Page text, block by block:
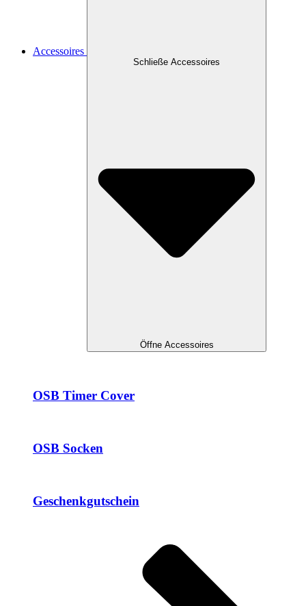
Accessoires
Schließe Accessoires
Öffne Accessoires
OSB Timer Cover
OSB Socken
Geschenkgutschein